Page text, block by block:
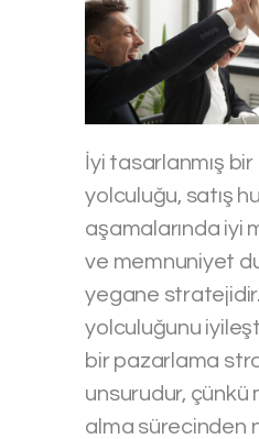
İyi tasarlanmış
yolculuğu, satış
aşamalarında iyi
ve memnuniyet
yegane
yolculuğunu
bir pazarlama
unsurudur, çünkü
alma sürecinden